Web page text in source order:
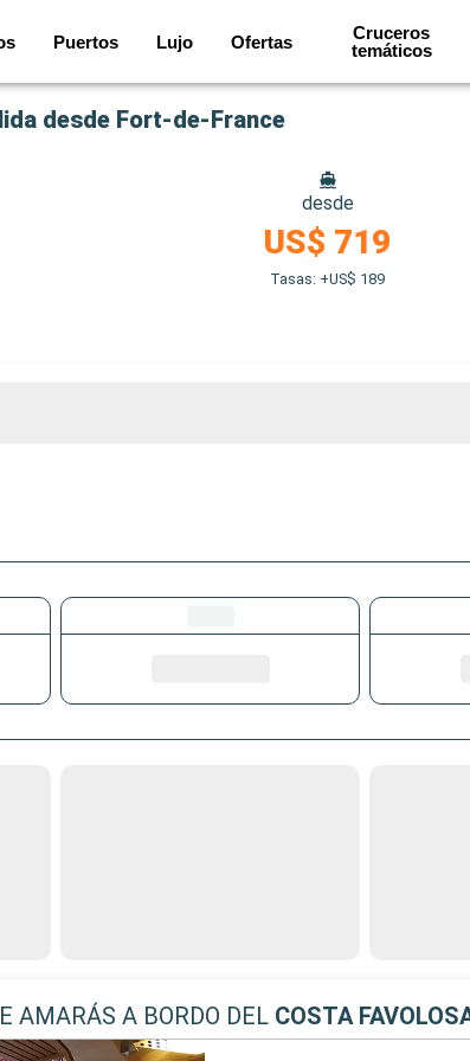
Puertos Lujo Ofertas
Cruceros
temáticos
desde Fort-de-France
desde
US$ 719
Tasas: +US$ 189
AMARÁS A BORDO DEL COSTA